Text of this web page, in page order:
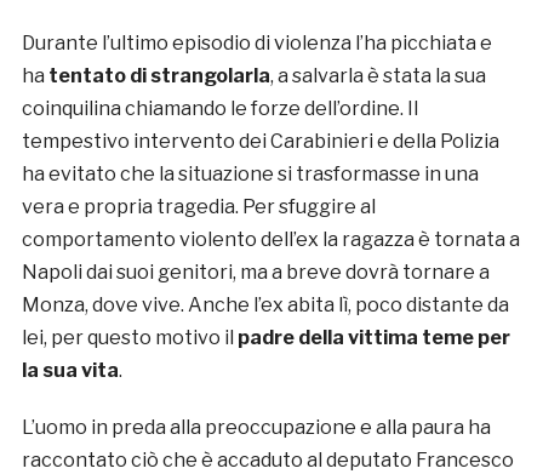
Durante l’ultimo episodio di violenza l’ha picchiata e
ha tentato di strangolarla, a salvarla è stata la sua
coinquilina chiamando le forze dell’ordine. Il
tempestivo intervento dei Carabinieri e della Polizia
ha evitato che la situazione si trasformasse in una
vera e propria tragedia. Per sfuggire al
comportamento violento dell’ex la ragazza è tornata a
Napoli dai suoi genitori, ma a breve dovrà tornare a
Monza, dove vive. Anche l’ex abita lì, poco distante da
lei, per questo motivo il padre della vittima teme per
la sua vita.
L’uomo in preda alla preoccupazione e alla paura ha
raccontato ciò che è accaduto al deputato Francesco